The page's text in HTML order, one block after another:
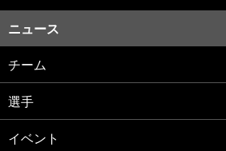
ニュース
チーム
選手
イベント